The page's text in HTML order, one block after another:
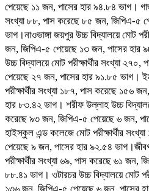
পেয়েছে ১১ জন, পাসের হার ৯৪.৮৪ ভাগ।
সংখ্যা ৮৮, পাস করেছে ৮৫ জন, জিপিএ-৫
ভাগ।নাওভাঙ্গা জয়পুর উচ্চ বিদ্যালয়ে মোট
জন, জিপিএ-৫ পেয়েছে ১৩ জন, পাসের হার
উচ্চ বিদ্যালয়ে মোট পরীক্ষার্থীর সংখ্যা
পেয়েছে ২৭ জন, পাসের হার ৯১.৮৫ ভাগ।
পরীক্ষার্থীর সংখ্যা ১৮৭, পাস করেছে ১৫৬
হার ৮৩.৪২ ভাগ। শরীফ উল্লাহ উচ্চ
করেছে ৯৩ জন, জিপিএ-৫ পেয়েছে ৬ জন,
হাইস্কুল এন্ড কলেজে মোট পরীক্ষার্থীর
পেয়েছে ৯ জন, পাসের হার ৯২.৫৪
পরীক্ষার্থীর সংখ্যা ৬৯, পাস করেছে ৬১ জন,
৮৮.৪১ ভাগ। ওটারচর উচ্চ বিদ্যালয়ে মোট
১৩৬ জন, জিপিএ-৫ পেয়েছে ৬ জন, পাসের